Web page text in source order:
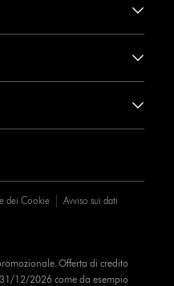
dei Cookie Avviso sui dati
Offerta di credito
12/2026 come da esempio